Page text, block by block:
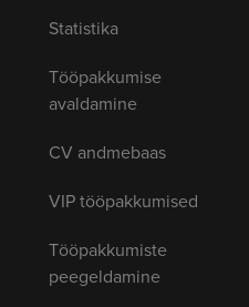
Statistika
Tööpakkumise
avaldamine
CV andmebaas
VIP tööpakkumised
Tööpakkumiste
peegeldamine